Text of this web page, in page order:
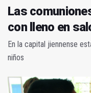
Las
con lleno en
En la capital jiennense
niños